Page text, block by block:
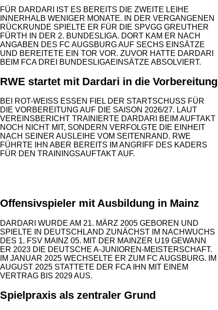
FÜR DARDARI IST ES BEREITS DIE ZWEITE LEIHE
INNERHALB WENIGER MONATE. IN DER VERGANGENEN
RÜCKRUNDE SPIELTE ER FÜR DIE SPVGG GREUTHER
FÜRTH IN DER 2. BUNDESLIGA. DORT KAM ER NACH
ANGABEN DES FC AUGSBURG AUF SECHS EINSÄTZE
UND BEREITETE EIN TOR VOR. ZUVOR HATTE DARDARI
BEIM FCA DREI BUNDESLIGAEINSÄTZE ABSOLVIERT.
RWE startet mit Dardari in die Vorbereitung
BEI ROT-WEISS ESSEN FIEL DER STARTSCHUSS FÜR
DIE VORBEREITUNG AUF DIE SAISON 2026/27. LAUT
VEREINSBERICHT TRAINIERTE DARDARI BEIM AUFTAKT
NOCH NICHT MIT, SONDERN VERFOLGTE DIE EINHEIT
NACH SEINER AUSLEIHE VOM SEITENRAND. RWE
FÜHRTE IHN ABER BEREITS IM ANGRIFF DES KADERS
FÜR DEN TRAININGSAUFTAKT AUF.
Offensivspieler mit Ausbildung in Mainz
DARDARI WURDE AM 21. MÄRZ 2005 GEBOREN UND
SPIELTE IN DEUTSCHLAND ZUNÄCHST IM NACHWUCHS
DES 1. FSV MAINZ 05. MIT DER MAINZER U19 GEWANN
ER 2023 DIE DEUTSCHE A-JUNIOREN-MEISTERSCHAFT.
IM JANUAR 2025 WECHSELTE ER ZUM FC AUGSBURG. IM
AUGUST 2025 STATTETE DER FCA IHN MIT EINEM
VERTRAG BIS 2029 AUS.
Spielpraxis als zentraler Grund